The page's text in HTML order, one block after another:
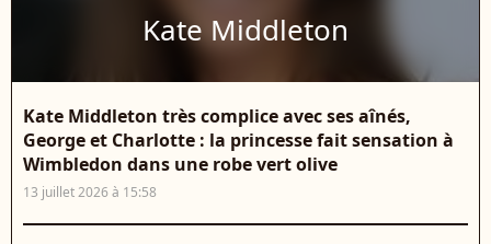
Kate Middleton
Kate Middleton très complice avec ses aînés,
George et Charlotte : la princesse fait sensation à
Wimbledon dans une robe vert olive
13 juillet 2026 à 15:58